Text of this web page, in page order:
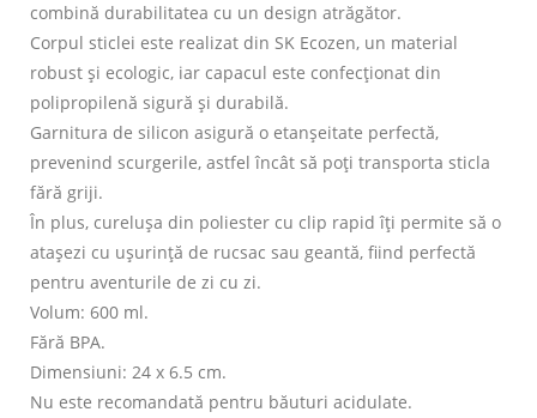
combină durabilitatea cu un design atrăgător.
Corpul sticlei este realizat din SK Ecozen, un material
robust și ecologic, iar capacul este confecționat din
polipropilenă sigură și durabilă.
Garnitura de silicon asigură o etanșeitate perfectă,
prevenind scurgerile, astfel încât să poți transporta sticla
fără griji.
În plus, curelușa din poliester cu clip rapid îți permite să o
atașezi cu ușurință de rucsac sau geantă, fiind perfectă
pentru aventurile de zi cu zi.
Volum: 600 ml.
Fără BPA.
Dimensiuni: 24 x 6.5 cm.
Nu este recomandată pentru băuturi acidulate.